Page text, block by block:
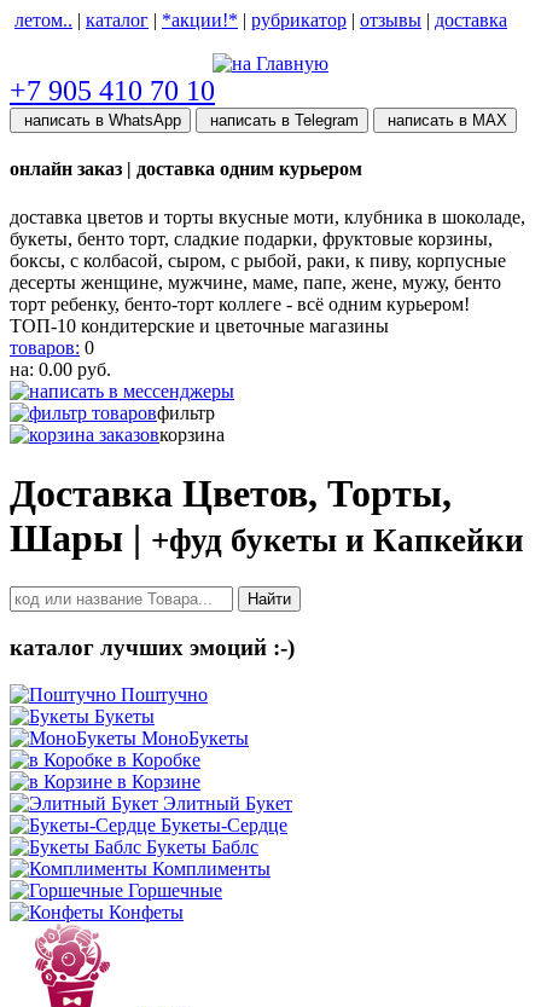
летом.. | каталог | *акции!* | рубрикатор | отзывы | доставка
+7 905 410 70 10
написать в WhatsApp написать в Telegram написать в МАХ
онлайн заказ | доставка одним курьером
доставка цветов и торты вкусные моти, клубника в шоколаде,
букеты, бенто торт, сладкие подарки, фруктовые корзины,
боксы, с колбасой, сыром, с рыбой, раки, к пиву, корпусные
десерты женщине, мужчине, маме, папе, жене, мужу, бенто
торт ребенку, бенто-торт коллеге - всё одним курьером!
ТОП-10 кондитерские и цветочные магазины
товаров: 0
на: 0.00 руб.
фильтр
корзина
Доставка Цветов, Торты,
Шары | +фуд букеты и Капкейки
Найти
каталог лучших эмоций :-)
Поштучно
Букеты
МоноБукеты
в Коробке
в Корзине
Элитный Букет
Букеты-Сердце
Букеты Баблс
Комплименты
Горшечные
Конфеты